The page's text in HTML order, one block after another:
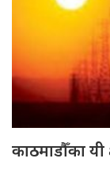
काठमाडौँका यी